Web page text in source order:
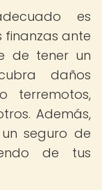
es
ante
de tener un
daños
terremotos,
Además,
seguro de
de tus